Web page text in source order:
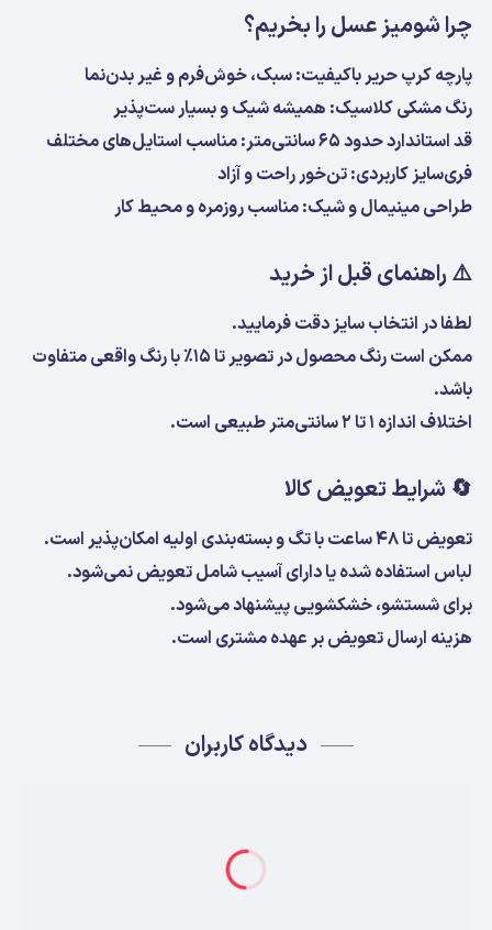
چرا شومیز عسل را بخریم؟
پارچه کرپ حریر باکیفیت: سبک، خوش‌فرم و غیر بدن‌نما
رنگ مشکی کلاسیک: همیشه شیک و بسیار ست‌پذیر
قد استاندارد حدود ۶۵ سانتی‌متر: مناسب استایل‌های مختلف
فری‌سایز کاربردی: تن‌خور راحت و آزاد
طراحی مینیمال و شیک: مناسب روزمره و محیط کار
⚠️راهنمای قبل از خرید
لطفا در انتخاب سایز دقت فرمایید.
ممکن است رنگ محصول در تصویر تا ۱۵٪ با رنگ واقعی متفاوت
باشد.
اختلاف اندازه ۱ تا ۲ سانتی‌متر طبیعی است.
🔄 شرایط تعویض کالا
تعویض تا ۴۸ ساعت با تگ و بسته‌بندی اولیه امکان‌پذیر است.
لباس استفاده شده یا دارای آسیب شامل تعویض نمی‌شود.
برای شستشو، خشکشویی پیشنهاد می‌شود.
هزینه ارسال تعویض بر عهده مشتری است.
دیدگاه کاربران